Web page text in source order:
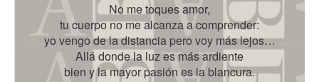
No me toques amor,
tu cuerpo no me alcanza a comprender:
yo vengo de la distancia pero voy más lejos…
Allá donde la luz es más ardiente
bien y la mayor pasión es la blancura.